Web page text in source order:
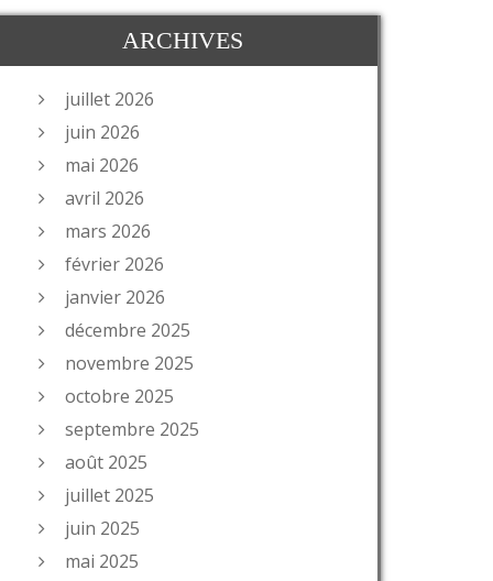
ARCHIVES
juillet 2026
juin 2026
mai 2026
avril 2026
mars 2026
février 2026
janvier 2026
décembre 2025
novembre 2025
octobre 2025
septembre 2025
août 2025
juillet 2025
juin 2025
mai 2025